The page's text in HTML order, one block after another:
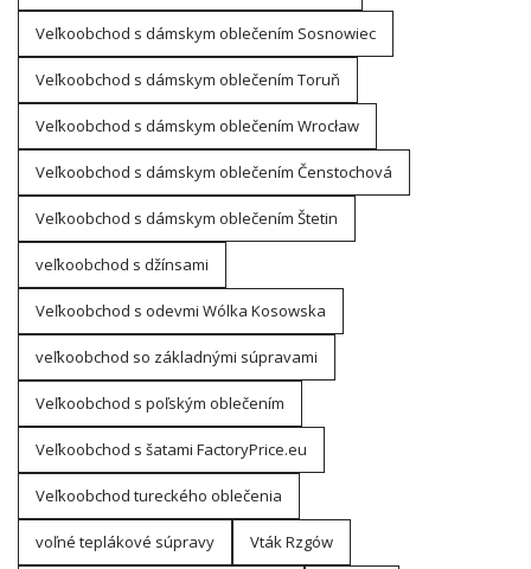
Veľkoobchod s dámskym oblečením Sosnowiec
Veľkoobchod s dámskym oblečením Toruň
Veľkoobchod s dámskym oblečením Wrocław
Veľkoobchod s dámskym oblečením Čenstochová
Veľkoobchod s dámskym oblečením Štetin
veľkoobchod s džínsami
Veľkoobchod s odevmi Wólka Kosowska
veľkoobchod so základnými súpravami
Veľkoobchod s poľským oblečením
Veľkoobchod s šatami FactoryPrice.eu
Veľkoobchod tureckého oblečenia
voľné teplákové súpravy Vták Rzgów